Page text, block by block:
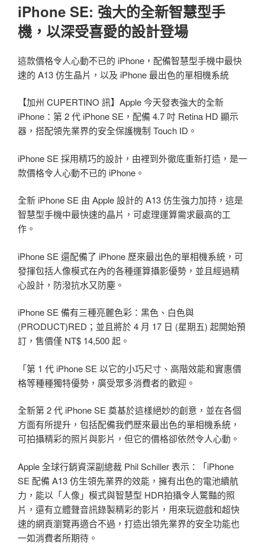
iPhone SE: 強大的全新智慧型手
機，以深受喜愛的設計登場
這款價格令人心動不已的 iPhone，配備智慧型手機中最快
速的 A13 仿生晶片，以及 iPhone 最出色的單相機系統
【加州 CUPERTINO 訊】Apple 今天發表強大的全新
iPhone：第 2 代 iPhone SE，配備 4.7 吋 Retina HD 顯示
器，搭配領先業界的安全保護機制 Touch ID。
iPhone SE 採用精巧的設計，由裡到外徹底重新打造，是一
款價格令人心動不已的 iPhone。
全新 iPhone SE 由 Apple 設計的 A13 仿生強力加持，這是
智慧型手機中最快速的晶片，可處理運算需求最高的工
作。
iPhone SE 還配備了 iPhone 歷來最出色的單相機系統，可
發揮包括人像模式在內的各種運算攝影優勢，並且經過精
心設計，防潑抗水又防塵。
iPhone SE 備有三種亮麗色彩：黑色、白色與
(PRODUCT)RED；並且將於 4 月 17 日 (星期五) 起開始預
訂，售價僅 NT$ 14,500 起。
「第 1 代 iPhone SE 以它的小巧尺寸、高階效能和實惠價
格等種種獨特優勢，廣受眾多消費者的歡迎。
全新第 2 代 iPhone SE 奠基於這樣絕妙的創意，並在各個
方面有所提升，包括配備我們歷來最出色的單相機系統，
可拍攝精彩的照片與影片，但它的價格卻依然令人心動。
Apple 全球行銷資深副總裁 Phil Schiller 表示：「iPhone
SE 配備 A13 仿生領先業界的效能，擁有出色的電池續航
力，能以「人像」模式與智慧型 HDR拍攝令人驚豔的照
片，還有立體聲音訊錄製精彩的影片，用來玩遊戲和超快
速的網頁瀏覽再適合不過，打造出領先業界的安全功能也
一如消費者所期待。